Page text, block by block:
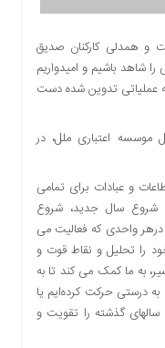
و همدلی کارکنان صدیق
عملکرد مطلوبی را شاهد باشیم و امیدواریم
برنامه عملیاتی تدوین شده دست
موسسه اعتباری ملل، در
و عبادات برای تمامی
شروع سال جدید، شروع
واحدی که فعالیت می
را تحلیل و نقاط قوت و
به ما کمک می کند تا به
به درستی حرکت کرده‌ایم یا
گذشته را تقویت و